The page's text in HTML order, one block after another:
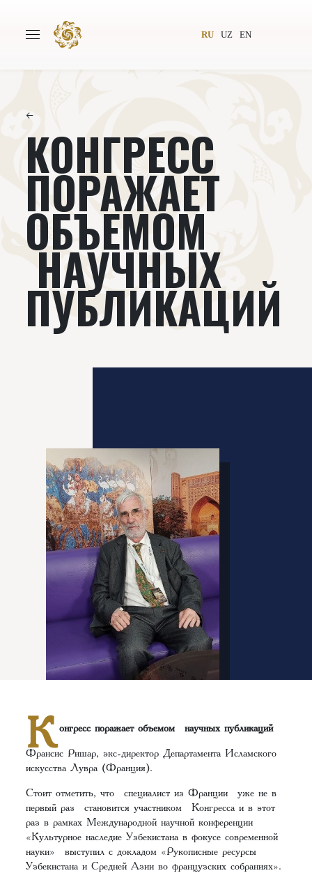
RU UZ EN
Авторы
Новости
Проекты Подкасты
Книги Видеолекторий
←
КОНГРЕСС
ПОРАЖАЕТ
ОБЪЕМОМ
НАУЧНЫХ
ПУБЛИКАЦИЙ
К онгресс поражает объемом научных публикаций
Франсис Ришар, экс-директор Департамента Исламского
искусства Лувра (Франция).
Стоит отметить, что специалист из Франции уже не в
первый раз становится участником Конгресса и в этот
раз в рамках Международной научной конференции
«Культурное наследие Узбекистана в фокусе современной
науки» выступил с докладом «Рукописные ресурсы
Узбекистана и Средней Азии во французских собраниях».